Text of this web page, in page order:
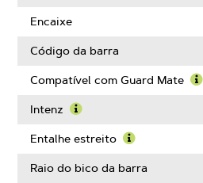
Encaixe
Código da barra
Compatível com Guard Mate
Intenz
mais
Intenz
Entalhe estreito
mais
Raio do bico da barra